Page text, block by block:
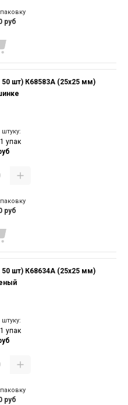
руб
50 шт) К68583А (25х25 мм)
упак
руб
50 шт) К68634А (25х25 мм)
упак
руб